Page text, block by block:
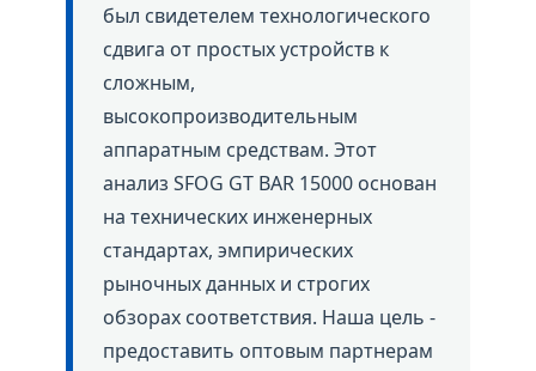
был свидетелем технологического
сдвига от простых устройств к
сложным,
высокопроизводительным
аппаратным средствам. Этот
анализ SFOG GT BAR 15000 основан
на технических инженерных
стандартах, эмпирических
рыночных данных и строгих
обзорах соответствия. Наша цель -
предоставить оптовым партнерам